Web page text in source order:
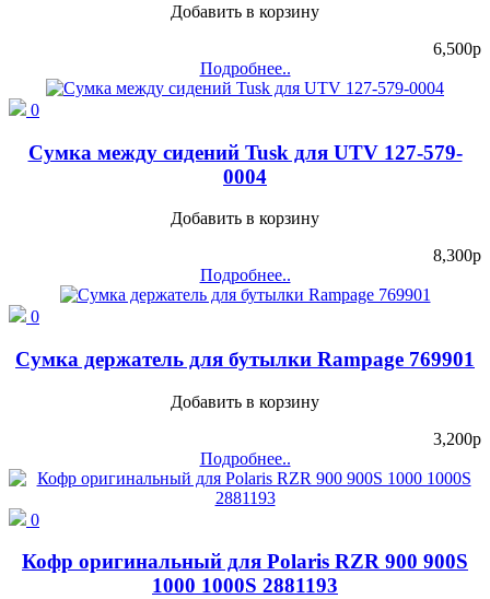
Добавить в корзину
6,500p
Подробнее..
0
Сумка между сидений Tusk для UTV 127-579-
0004
Добавить в корзину
8,300p
Подробнее..
0
Сумка держатель для бутылки Rampage 769901
Добавить в корзину
3,200p
Подробнее..
0
Кофр оригинальный для Polaris RZR 900 900S
1000 1000S 2881193